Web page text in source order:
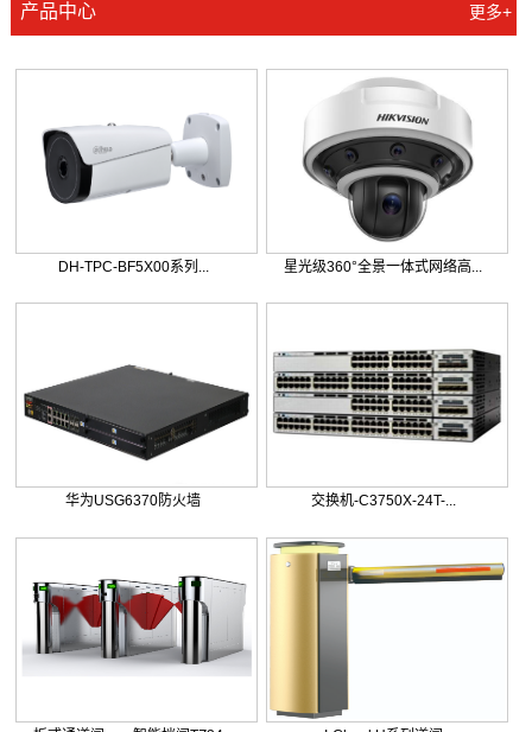
产品中心 更多+
DH-TPC-BF5X00系列... 星光级360°全景一体式网络高...
华为USG6370防火墙 交换机-C3750X-24T-...